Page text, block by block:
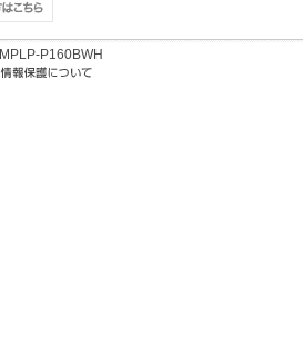
MPLP-P160BWH